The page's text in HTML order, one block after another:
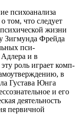
психоанализа
том, что следует
жизни
Зигмунда Фрейда
пси­
и в
роль играет комп­
в
Густава Юнга
и его
деятельность
первичной